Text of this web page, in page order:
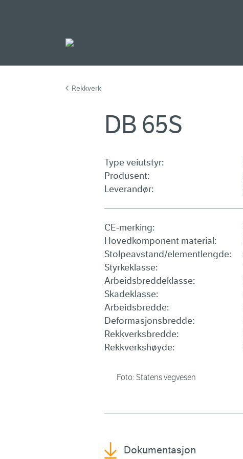
Rekkverk
DB 65S
Type veiutstyr:
Produsent:
Leverandør:
CE-merking:
Hovedkomponent material:
Stolpeavstand/elementlengde:
Styrkeklasse:
Arbeidsbreddeklasse:
Skadeklasse:
Arbeidsbredde:
Deformasjonsbredde:
Rekkverksbredde:
Rekkverkshøyde:
Foto: Statens vegvesen
Dokumentasjon